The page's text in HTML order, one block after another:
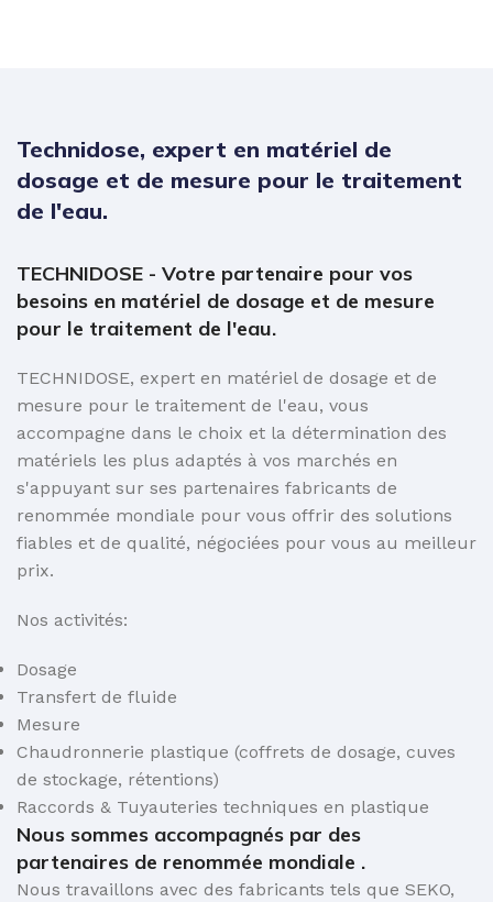
Technidose, expert en matériel de
dosage et de mesure pour le traitement
de l'eau.
TECHNIDOSE - Votre partenaire pour vos
besoins en matériel de dosage et de mesure
pour le traitement de l'eau.
TECHNIDOSE, expert en matériel de dosage et de
mesure pour le traitement de l'eau, vous
accompagne dans le choix et la détermination des
matériels les plus adaptés à vos marchés en
s'appuyant sur ses partenaires fabricants de
renommée mondiale pour vous offrir des solutions
fiables et de qualité, négociées pour vous au meilleur
prix.
Nos activités:
Dosage
Transfert de fluide
Mesure
Chaudronnerie plastique (coffrets de dosage, cuves
de stockage, rétentions)
Raccords & Tuyauteries techniques en plastique
Nous sommes accompagnés par des
partenaires de renommée mondiale .
Nous travaillons avec des fabricants tels que SEKO,